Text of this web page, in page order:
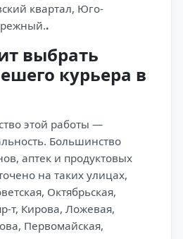
квартал, Юго-
.
выбрать
курьера в
этой работы —
Большинство
аптек и продуктовых
на таких улицах,
Октябрьская,
т, Кирова, Ложевая,
Первомайская,